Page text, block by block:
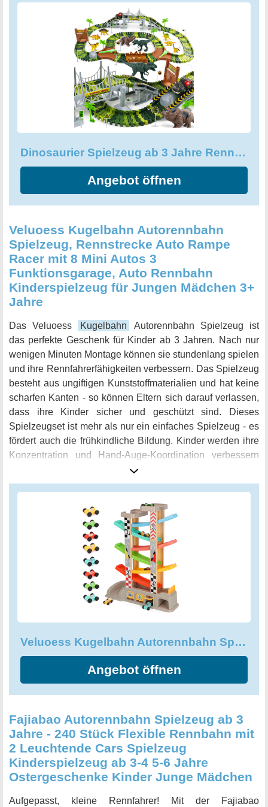
Dinosaurier Spielzeug ab 3 Jahre Rennbahn 216 Stück mit 8 Dinosaurier
Angebot öffnen
Veluoess Kugelbahn Autorennbahn
Spielzeug, Rennstrecke Auto Rampe
Racer mit 8 Mini Autos 3
Funktionsgarage, Auto Rennbahn
Kinderspielzeug für Jungen Mädchen 3+
Jahre
Das Veluoess Kugelbahn
Autorennbahn Spielzeug ist
das perfekte Geschenk für Kinder ab 3 Jahren. Nach nur
wenigen Minuten Montage können sie stundenlang spielen
und ihre Rennfahrerfähigkeiten verbessern. Das Spielzeug
besteht aus ungiftigen Kunststoffmaterialien und hat keine
scharfen Kanten - so können Eltern sich darauf verlassen,
dass ihre Kinder sicher und geschützt sind. Dieses
Spielzeugset ist mehr als nur ein einfaches Spielzeug - es
fördert auch die frühkindliche Bildung. Kinder werden ihre
Konzentration und Hand-Auge-Koordination verbessern
und dabei helfen, Farben und Formen zu entdecken und
zu erkennen. Das Spielzeugset ist in verschiedenen,
Wirkung vermittelt und ihre Kreativität und Fantasie anregt.
Als besonderes Highlight enthält das Set acht Mini-
Rennwagen, sechs bunte Rampen und drei funktionale
Garagen - so können Kinder ihr eigenes Rennen gestalten
und ihrer Fantasie freien Lauf lassen. Das Veluoess
Kugelbahn Autorennbahn Spielzeug ist das ideale
Spielzeug für Jungen und Mädchen und wird bei
Kindertag, Geburtstag und Weihnachten ein Hit sein.
Veluoess Kugelbahn Autorennbahn Spielzeug, Rennstrecke Auto
Angebot öffnen
Fajiabao Autorennbahn Spielzeug ab 3
Jahre - 240 Stück Flexible Rennbahn mit
2 Leuchtende Cars Spielzeug
Kinderspielzeug ab 3-4 5-6 Jahre
Ostergeschenke Kinder Junge Mädchen
Aufgepasst, kleine Rennfahrer! Mit der Fajiabao